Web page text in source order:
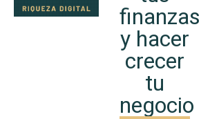
finanzas
y hacer
crecer
tu
negocio